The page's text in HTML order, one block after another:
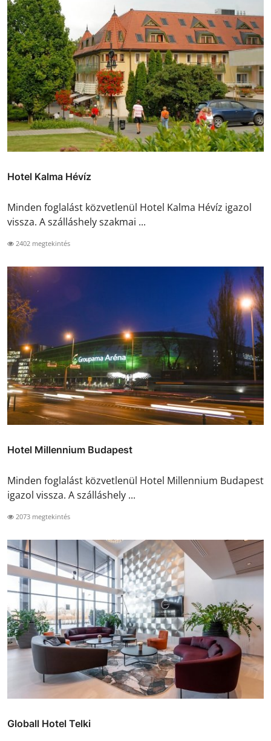
Hotel Kalma Hévíz
Minden foglalást közvetlenül Hotel Kalma Hévíz igazol
vissza. A szálláshely szakmai ...
2402 megtekintés
Hotel Millennium Budapest
Minden foglalást közvetlenül Hotel Millennium Budapest
igazol vissza. A szálláshely ...
2073 megtekintés
Globall Hotel Telki